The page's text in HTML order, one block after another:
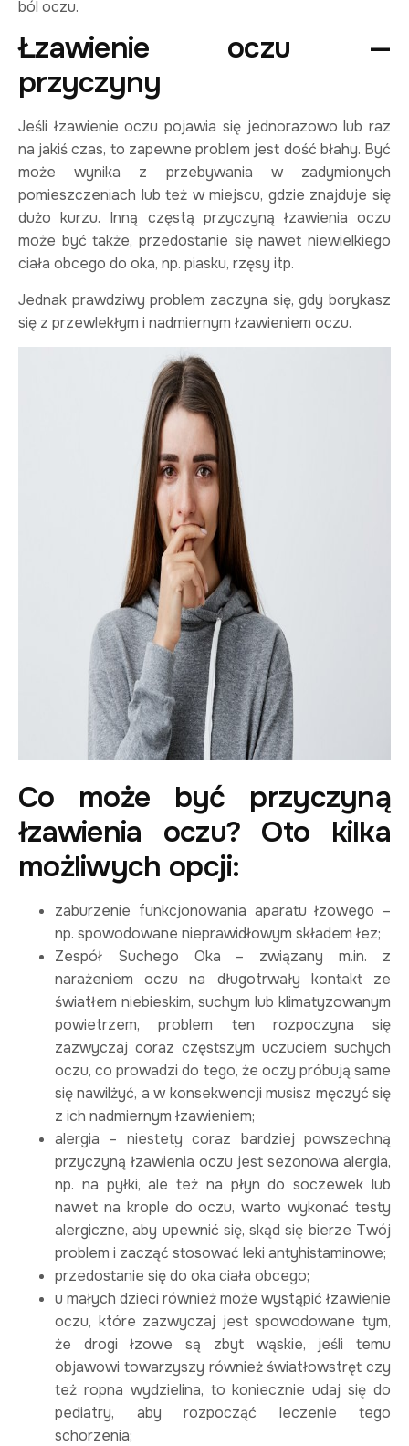
ból oczu.
Łzawienie oczu —
przyczyny
Jeśli łzawienie oczu pojawia się jednorazowo lub raz
na jakiś czas, to zapewne problem jest dość błahy. Być
może wynika z przebywania w zadymionych
pomieszczeniach lub też w miejscu, gdzie znajduje się
dużo kurzu. Inną częstą przyczyną łzawienia oczu
może być także, przedostanie się nawet niewielkiego
ciała obcego do oka, np. piasku, rzęsy itp.
Jednak prawdziwy problem zaczyna się, gdy borykasz
się z przewlekłym i nadmiernym łzawieniem oczu.
Co może być przyczyną
łzawienia oczu? Oto kilka
możliwych opcji:
zaburzenie funkcjonowania aparatu łzowego –
np. spowodowane nieprawidłowym składem łez;
Zespół Suchego Oka – związany m.in. z
narażeniem oczu na długotrwały kontakt ze
światłem niebieskim, suchym lub klimatyzowanym
powietrzem, problem ten rozpoczyna się
zazwyczaj coraz częstszym uczuciem suchych
oczu, co prowadzi do tego, że oczy próbują same
się nawilżyć, a w konsekwencji musisz męczyć się
z ich nadmiernym łzawieniem;
alergia – niestety coraz bardziej powszechną
przyczyną łzawienia oczu jest sezonowa alergia,
np. na pyłki, ale też na płyn do soczewek lub
nawet na krople do oczu, warto wykonać testy
alergiczne, aby upewnić się, skąd się bierze Twój
problem i zacząć stosować leki antyhistaminowe;
przedostanie się do oka ciała obcego;
u małych dzieci również może wystąpić łzawienie
oczu, które zazwyczaj jest spowodowane tym,
że drogi łzowe są zbyt wąskie, jeśli temu
objawowi towarzyszy również światłowstręt czy
też ropna wydzielina, to koniecznie udaj się do
pediatry, aby rozpocząć leczenie tego
schorzenia;